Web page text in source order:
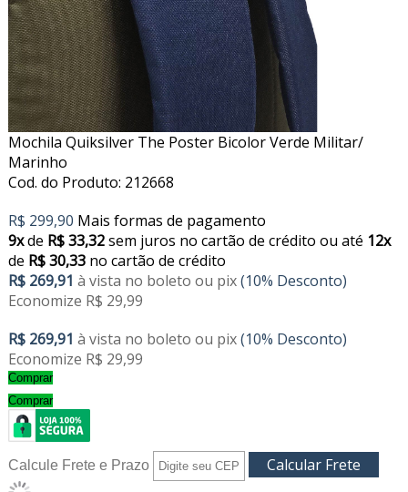
Mochila Quiksilver The Poster Bicolor Verde Militar/
Marinho
Cod. do Produto: 212668
R$ 299,90 Mais formas de pagamento
9xde R$ 33,32sem juros no cartão de crédito ou até 12x
de R$ 30,33no cartão de crédito
R$ 269,91 à vista no boleto ou pix(10% Desconto)
Economize R$ 29,99
R$ 269,91 à vista no boleto ou pix(10% Desconto)
Economize R$ 29,99
Comprar
Comprar
Calcule Frete e Prazo